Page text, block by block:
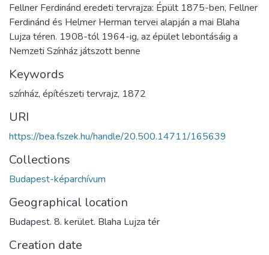
Fellner Ferdinánd eredeti tervrajza: Épült 1875-ben, Fellner
Ferdinánd és Helmer Herman tervei alapján a mai Blaha
Lujza téren. 1908-tól 1964-ig, az épület lebontásáig a
Nemzeti Színház játszott benne
Keywords
színház, építészeti tervrajz, 1872
URI
https://bea.fszek.hu/handle/20.500.14711/165639
Collections
Budapest-képarchívum
Geographical location
Budapest. 8. kerület. Blaha Lujza tér
Creation date